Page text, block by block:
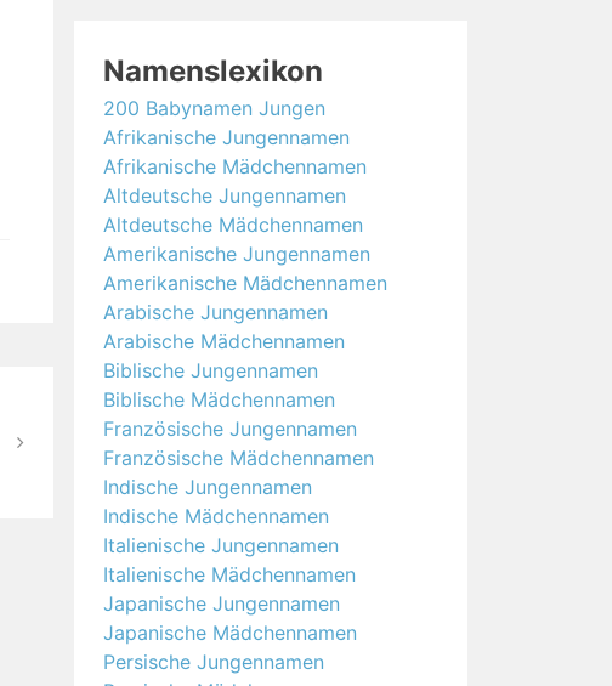
Namenslexikon
200 Babynamen Jungen
Afrikanische Jungennamen
Afrikanische Mädchennamen
Altdeutsche Jungennamen
Altdeutsche Mädchennamen
Amerikanische Jungennamen
Amerikanische Mädchennamen
Arabische Jungennamen
Arabische Mädchennamen
Biblische Jungennamen
Biblische Mädchennamen
Französische Jungennamen
Französische Mädchennamen
Indische Jungennamen
Indische Mädchennamen
Italienische Jungennamen
Italienische Mädchennamen
Japanische Jungennamen
Japanische Mädchennamen
Persische Jungennamen